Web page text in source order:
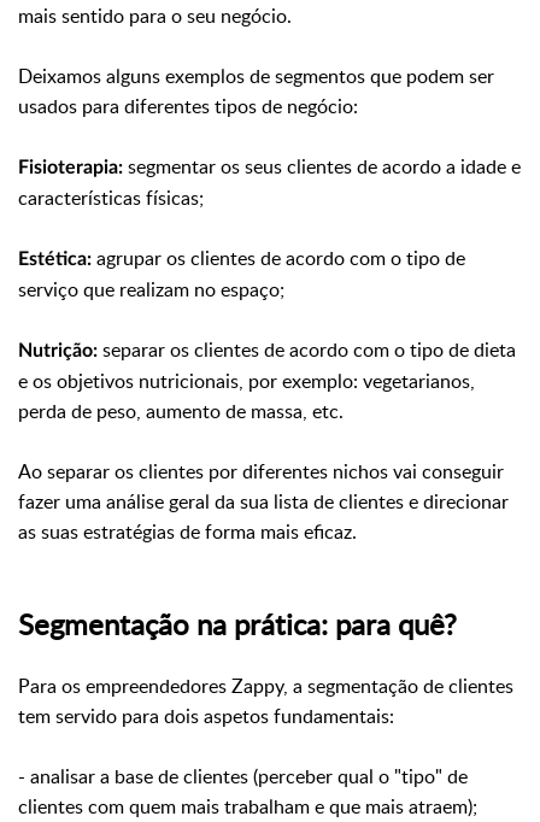
mais sentido para o seu negócio.
Deixamos alguns exemplos de segmentos que podem ser
usados para diferentes tipos de negócio:
Fisioterapia: segmentar os seus clientes de acordo a idade e
características físicas;
Estética: agrupar os clientes de acordo com o tipo de
serviço que realizam no espaço;
Nutrição: separar os clientes de acordo com o tipo de dieta
e os objetivos nutricionais, por exemplo: vegetarianos,
perda de peso, aumento de massa, etc.
Ao separar os clientes por diferentes nichos vai conseguir
fazer uma análise geral da sua lista de clientes e direcionar
as suas estratégias de forma mais eficaz.
Segmentação na prática: para quê?
Para os empreendedores Zappy, a segmentação de clientes
tem servido para dois aspetos fundamentais:
- analisar a base de clientes (perceber qual o "tipo" de
clientes com quem mais trabalham e que mais atraem);